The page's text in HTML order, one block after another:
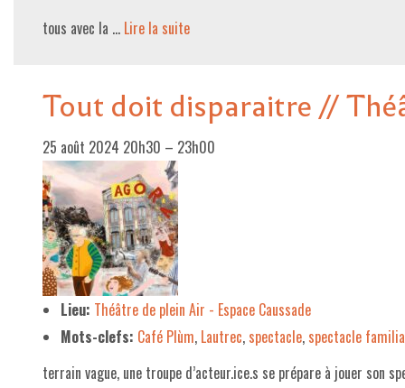
LA LIBRAIRIE
COMMANDER UN LIVRE
LES EXPOSITIONS
INFOS & ACCESSIBILITÉ
tous avec la … Lire la suite­­
Tout doit disparaitre //
25 août 2024 20h30 – 23h00
Lieu: Théâtre de plein Air - Espace Caussade
Mots-clefs: Café Plùm, Lautrec, spectacle, spectacle
terrain vague, une troupe d’acteur.ice.s se prépare à jouer son